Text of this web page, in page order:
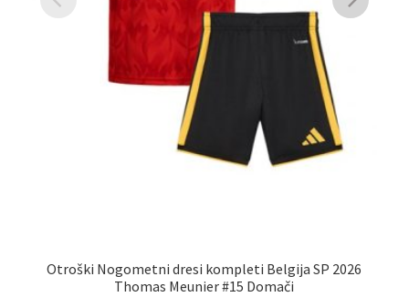
Otroški Nogometni dresi kompleti Belgija SP 2026
Thomas Meunier #15 Domači